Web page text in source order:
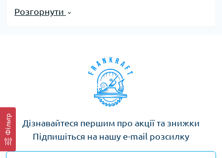
Фільтр
матеріалів. Залежно від типу конструкції та
майстерень до промислових цехів.
Основні типи ножиць
Ножиці по металу— для різання сталевих
листів, профілів, алюмінію та жести.
для обрізання проводів, кабелів,
ізоляційних матеріалів.
Розгорнути
Дізнавайтеся першим про акції та знижки
Підпишіться на нашу e-mail розсилку